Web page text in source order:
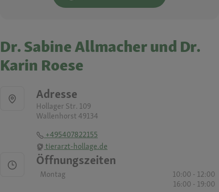
Dr. Sabine Allmacher und Dr.
Karin Roese
Adresse
Hollager Str. 109
Wallenhorst 49134
+495407822155
tierarzt-hollage.de
Öffnungszeiten
Montag
10:00 - 12:00
16:00 - 19:00